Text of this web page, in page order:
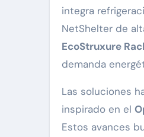
integra
NetShelter de
EcoStruxure
demanda
Las soluciones
inspirado en el
Estos avances